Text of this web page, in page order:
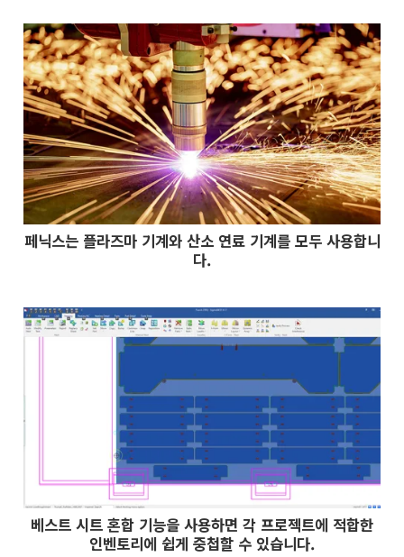
페닉스는 플라즈마 기계와 산소 연료 기계를 모두 사용합니
다.
베스트 시트 혼합 기능을 사용하면 각 프로젝트에 적합한
인벤토리에 쉽게 중첩할 수 있습니다.